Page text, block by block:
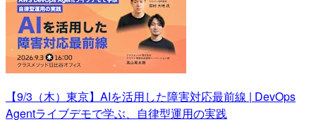
【9/3（木）東京】AIを活用した障害対応最前線 | DevOps
Agentライブデモで学ぶ、自律型運用の実践